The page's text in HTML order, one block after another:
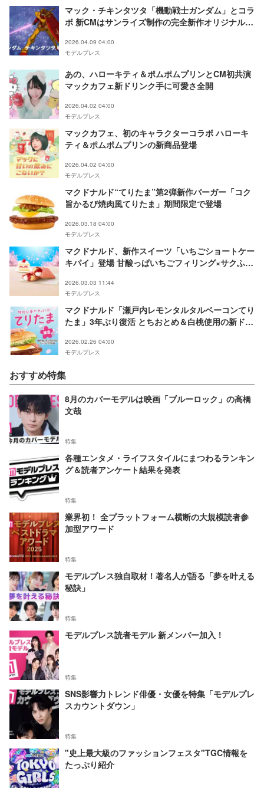
マック・チキンタツタ「機動戦士ガンダム」とコラ
ボ 新CMはサンライズ制作の完全新作オリジナルア
2026.04.09 04:00
モデルプレス
あの、ハローキティ＆ポムポムプリンとCM初共演
マックカフェ新ドリンク手に可愛さ全開
2026.04.02 04:00
モデルプレス
マックカフェ、初のキャラクターコラボ ハローキ
ティ＆ポムポムプリンの新商品登場
2026.04.02 04:00
モデルプレス
マクドナルド“てりたま”第2弾新作バーガー「コク
旨かるび焼肉風てりたま」期間限定で登場
2026.03.18 04:00
モデルプレス
マクドナルド、新作スイーツ「いちごショートケー
キパイ」登場 甘酸っぱいちごフィリング×サクふ
2026.03.03 11:44
モデルプレス
マクドナルド「瀬戸内レモンタルタルベーコンてり
たま」3年ぶり復活 とちおとめ＆白桃使用の新ドリ
2026.02.26 04:00
モデルプレス
おすすめ特集
8月のカバーモデルは映画「ブルーロック」の高橋
文哉
特集
各種エンタメ・ライフスタイルにまつわるランキン
グ＆読者アンケート結果を発表
特集
業界初！ 全プラットフォーム横断の大規模読者参
加型アワード
特集
モデルプレス独自取材！著名人が語る「夢を叶える
秘訣」
特集
モデルプレス読者モデル 新メンバー加入！
特集
SNS影響力トレンド俳優・女優を特集「モデルプレ
スカウントダウン」
特集
"史上最大級のファッションフェスタ"TGC情報を
たっぷり紹介